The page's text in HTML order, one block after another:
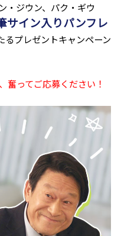
・ジウン、パク・ギウ
サイン入りパンフレ
るプレゼントキャンペーン
奮ってご応募ください！